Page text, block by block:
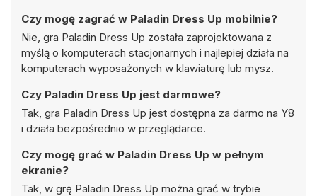
Czy mogę zagrać w Paladin Dress Up mobilnie?
Nie, gra Paladin Dress Up została zaprojektowana z
myślą o komputerach stacjonarnych i najlepiej działa na
komputerach wyposażonych w klawiaturę lub mysz.
Czy Paladin Dress Up jest darmowe?
Tak, gra Paladin Dress Up jest dostępna za darmo na Y8
i działa bezpośrednio w przeglądarce.
Czy mogę grać w Paladin Dress Up w pełnym
ekranie?
Tak, w grę Paladin Dress Up można grać w trybie